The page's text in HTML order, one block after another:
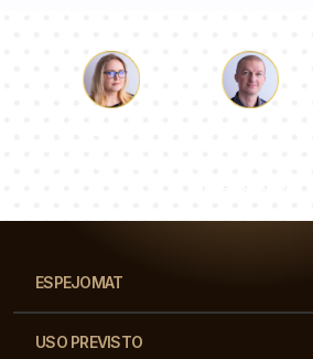
ESPEJOMAT
USO PREVISTO